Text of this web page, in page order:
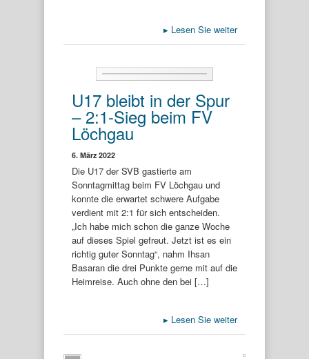
▸ Lesen Sie weiter
U17 bleibt in der Spur
– 2:1-Sieg beim FV
Löchgau
6. März 2022
Die U17 der SVB gastierte am
Sonntagmittag beim FV Löchgau und
konnte die erwartet schwere Aufgabe
verdient mit 2:1 für sich entscheiden.
„Ich habe mich schon die ganze Woche
auf dieses Spiel gefreut. Jetzt ist es ein
richtig guter Sonntag“, nahm Ihsan
Basaran die drei Punkte gerne mit auf die
Heimreise. Auch ohne den bei […]
▸ Lesen Sie weiter